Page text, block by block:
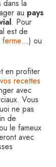
dans la
au pays
. Pour
est de
ferme…) ou
en profiter
recettes
avec
Vous
ne pas
de
le fameux
avec